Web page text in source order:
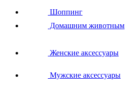
Шоппинг
Домашним животным
Женские аксессуары
Мужские аксессуары